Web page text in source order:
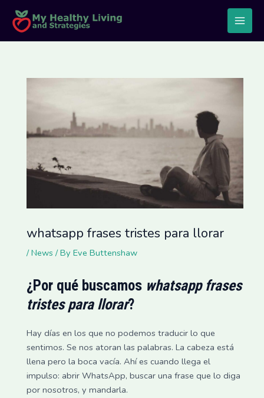
content
Main
whatsapp frases tristes para llorar
/News / By Eve Buttenshaw
¿Por qué buscamos whatsapp frases
tristes para llorar?
Hay días en los que no podemos traducir lo que
sentimos. Se nos atoran las palabras. La cabeza está
llena pero la boca vacía. Ahí es cuando llega el
impulso: abrir WhatsApp, buscar una frase que lo diga
por nosotros, y mandarla.
navigation